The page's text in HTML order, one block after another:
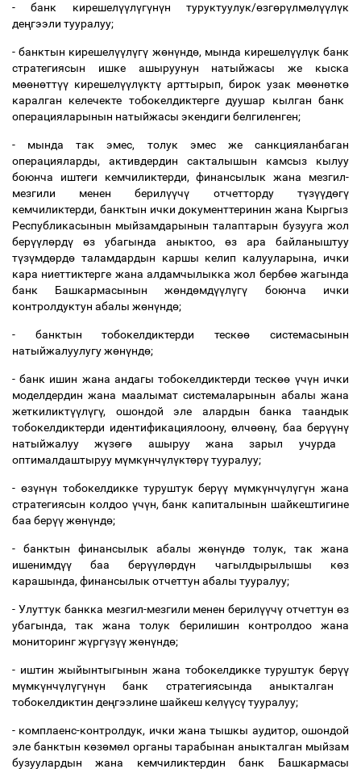
- банк кирешелүүлүгүнүн туруктуулук/өзгөрүлмөлүүлүк
деңгээли тууралуу;
- банктын кирешелүүлүгү жөнүндө, мында кирешелүүлүк банк
стратегиясын ишке ашыруунун натыйжасы же кыска
мөөнөттүү кирешелүүлүктү арттырып, бирок узак мөөнөткө
каралган келечекте тобокелдиктерге дуушар кылган банк
операцияларынын натыйжасы экендиги белгиленген;
- мында так эмес, толук эмес же санкцияланбаган
операцияларды, активдердин сакталышын камсыз кылуу
боюнча иштеги кемчиликтерди, финансылык жана мезгил-
мезгили менен берилүүчү отчетторду түзүүдөгү
кемчиликтерди, банктын ички документтеринин жана Кыргыз
Республикасынын мыйзамдарынын талаптарын бузууга жол
берүүлөрдү өз убагында аныктоо, өз ара байланыштуу
түзүмдөрдө таламдардын каршы келип калууларына, ички
кара ниеттиктерге жана алдамчылыкка жол бербөөжагында
банк Башкармасынын жөндөмдүүлүгү боюнча ички
контролдуктун абалы жөнүндө;
- банктын тобокелдиктерди тескөө системасынын
натыйжалуулугу жөнүндө;
- банк ишин жана андагы тобокелдиктерди тескөө үчүн ички
моделдердин жана маалымат системаларынын абалы жана
жеткиликтүүлүгү, ошондой эле алардын банка таандык
тобокелдиктерди идентификациялоону,өлчөөнү, баа берүүнү
натыйжалуу жүзөгө ашыруу жана зарыл учурда
оптималдаштыруу мүмкүнчүлүктөрүтууралуу;
- өзүнүн тобокелдикке туруштук берүү мүмкүнчүлүгүн жана
стратегиясын колдоо үчүн, банк капиталынын шайкештигине
баа берүүжөнүндө;
- банктын финансылык абалы жөнүндө толук, так жана
ишенимдүү баа берүүлөрдүн чагылдырылышы көз
карашында, финансылык отчеттун абалы тууралуу;
- Улуттук банкка мезгил-мезгили менен берилүүчү отчеттунөз
убагында, так жана толук берилишин контролдоо жана
мониторинг жүргүзүүжөнүндө;
- иштин жыйынтыгынын жана тобокелдикке туруштук берүү
мүмкүнчүлүгүнүн банк стратегиясында аныкталган
тобокелдиктин деңгээлине шайкеш келүүсүтууралуу;
- комплаенс-контролдук, ички жана тышкы аудитор, ошондой
эле банктын көзөмөл органы тарабынан аныкталган мыйзам
бузуулардын жана кемчиликтердин банк Башкармасы